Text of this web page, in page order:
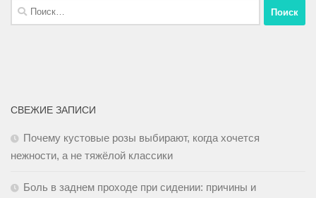
СВЕЖИЕ ЗАПИСИ
Почему кустовые розы выбирают, когда хочется
нежности, а не тяжёлой классики
Боль в заднем проходе при сидении: причины и